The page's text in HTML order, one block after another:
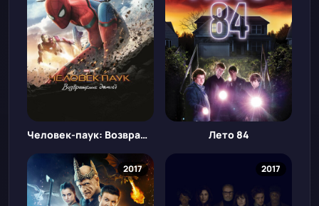
Человек-паук: Возвращение домой Лето 84
2017 2017